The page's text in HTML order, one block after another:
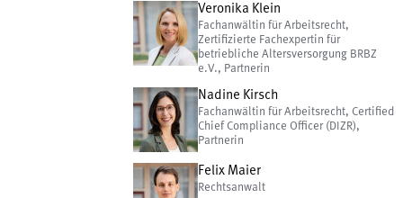
Veronika Klein
Fachanwältin für Arbeitsrecht,
Zertifizierte Fachexpertin für
betriebliche Altersversorgung BRBZ
e.V., Partnerin
Nadine Kirsch
Fachanwältin für Arbeitsrecht, Certified
Chief Compliance Officer (DIZR),
Partnerin
Felix Maier
Rechtsanwalt